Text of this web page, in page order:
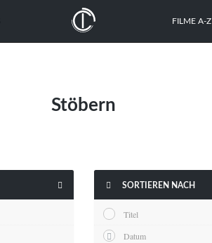
FILME A-Z
Stöbern
  SORTIEREN NACH
Titel
Datum